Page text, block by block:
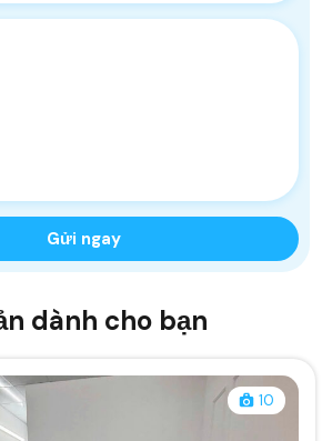
dành cho bạn
10